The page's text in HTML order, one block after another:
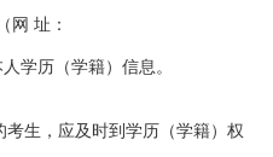
网 址：
学历（学籍）信息。
生，应及时到学历（学籍）权